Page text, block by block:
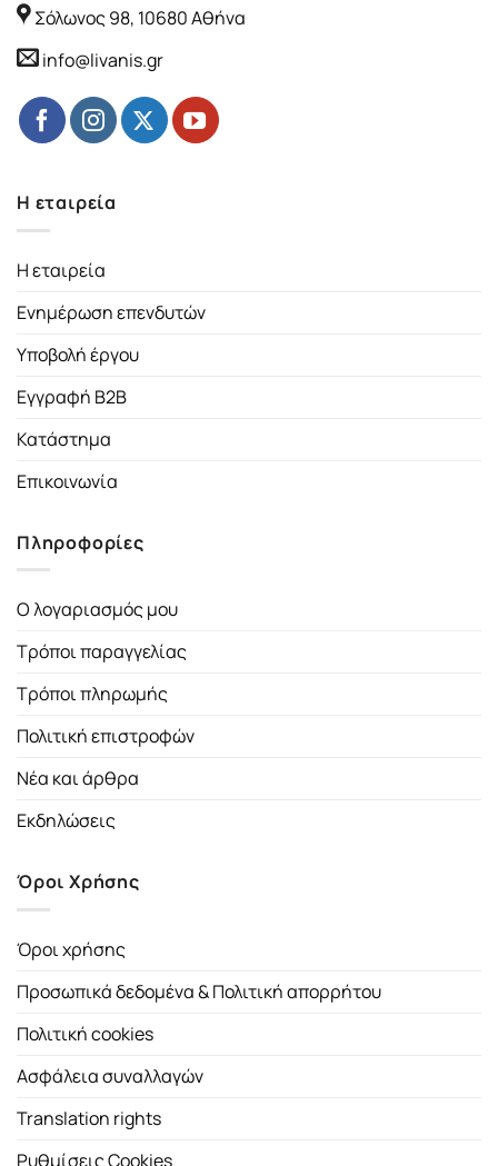
Σόλωνος 98, 10680 Αθήνα
info@livanis.gr
Η εταιρεία
Η εταιρεία
Ενημέρωση επενδυτών
Υποβολή έργου
Εγγραφή B2B
Κατάστημα
Επικοινωνία
Πληροφορίες
Ο λογαριασμός μου
Τρόποι παραγγελίας
Τρόποι πληρωμής
Πολιτική επιστροφών
Νέα και άρθρα
Εκδηλώσεις
Όροι Χρήσης
Όροι χρήσης
Προσωπικά δεδομένα & Πολιτική απορρήτου
Πολιτική cookies
Ασφάλεια συναλλαγών
Translation rights
Ρυθμίσεις Cookies